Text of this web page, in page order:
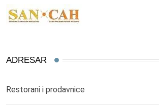
ADRESAR
Restorani i prodavnice